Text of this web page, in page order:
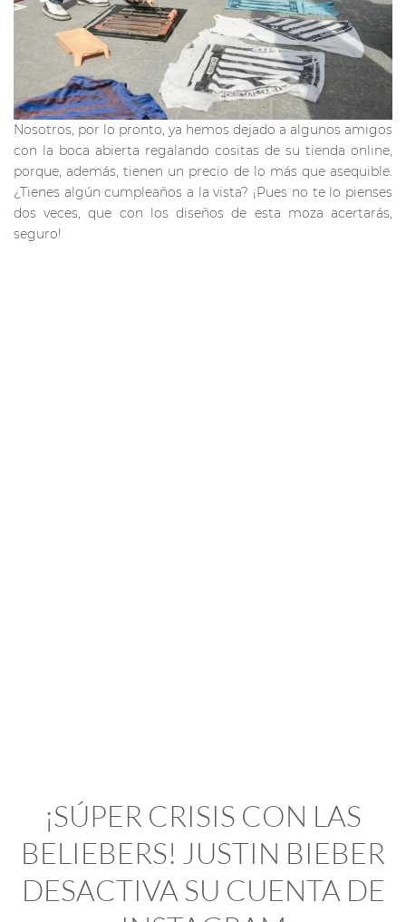
Nosotros, por lo pronto, ya hemos dejado a algunos amigos
con la boca abierta regalando cositas de su tienda online,
porque, además, tienen un precio de lo más que asequible.
¿Tienes algún cumpleaños a la vista? ¡Pues no te lo pienses
dos veces, que con los diseños de esta moza acertarás,
seguro!
¡SÚPER CRISIS CON LAS
BELIEBERS! JUSTIN BIEBER
DESACTIVA SU CUENTA DE